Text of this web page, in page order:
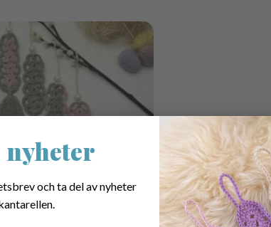
nyheter
och ta del av nyheter